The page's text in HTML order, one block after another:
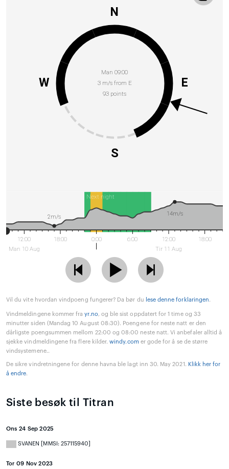
Man 09:00
3 m/s from E
93 points
N
E
S
W
Next night
12:00
Man 10 Aug
18:00 0:00 6:00
12:00
Tir 11 Aug
18:00
14m/s
2m/s
Vil du vite hvordan vindpoeng fungerer? Da bør du lese denne forklaringen.
Vindmeldingene kommer frayr.no, og ble sist oppdatert for 1 time og 33
minutter siden (Mandag 10 August 08:30). Poengene for neste natt er den
dårligste poengsummen mellom 22:00 og 08:00 neste natt. Vi anbefaler alltid å
sjekke vindmeldingene fra flere kilder.windy.comer gode for å se de større
vindsystemene..
De sikre vindretningene for denne havna ble lagt inn 30. May 2021. Klikk her for
å endre.
Siste besøk til Titran
Ons 24 Sep 2025
SVANEN [MMSI: 257115940]
Tor 09 Nov 2023